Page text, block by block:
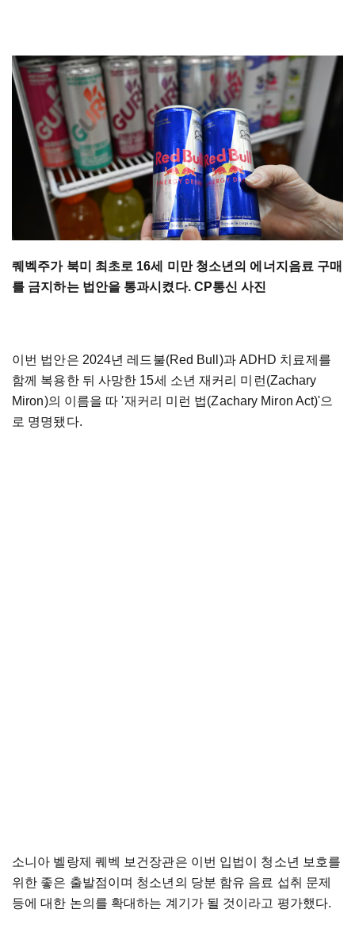
퀘벡주가 북미 최초로 16세 미만 청소년의 에너지음료 구매
를 금지하는 법안을 통과시켰다. CP통신 사진
이번 법안은 2024년 레드불(Red Bull)과 ADHD 치료제를
함께 복용한 뒤 사망한 15세 소년 재커리 미런(Zachary
Miron)의 이름을 따 '재커리 미런 법(Zachary Miron Act)'으
로 명명됐다.
소니아 벨랑제 퀘벡 보건장관은 이번 입법이 청소년 보호를
위한 좋은 출발점이며 청소년의 당분 함유 음료 섭취 문제
등에 대한 논의를 확대하는 계기가 될 것이라고 평가했다.